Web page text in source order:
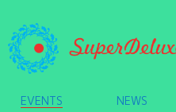
EVENTS NEWS